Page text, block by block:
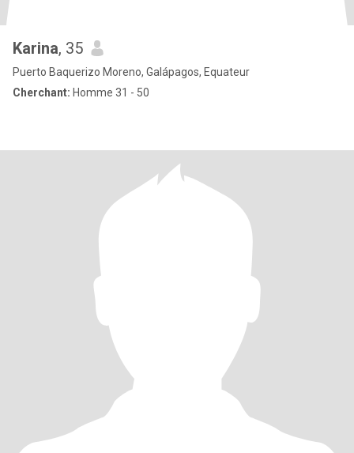
Karina, 35
Puerto Baquerizo Moreno, Galápagos, Equateur
Cherchant: Homme 31 - 50